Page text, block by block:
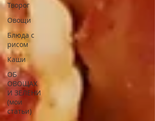
Творог
Овощи
Блюда с
рисом
Каши
ОБ
ОВОЩАХ
И ЗЕЛЕНИ
(мои
статьи)